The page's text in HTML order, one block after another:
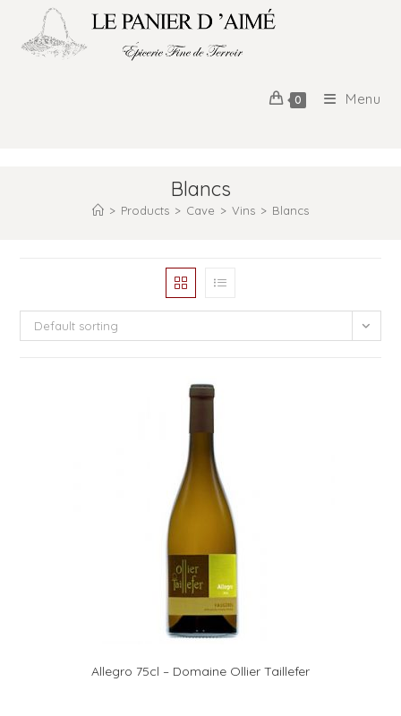
0 Menu
Blancs
> Products > Cave > Vins > Blancs
Default sorting
Allegro 75cl – Domaine Ollier Taillefer